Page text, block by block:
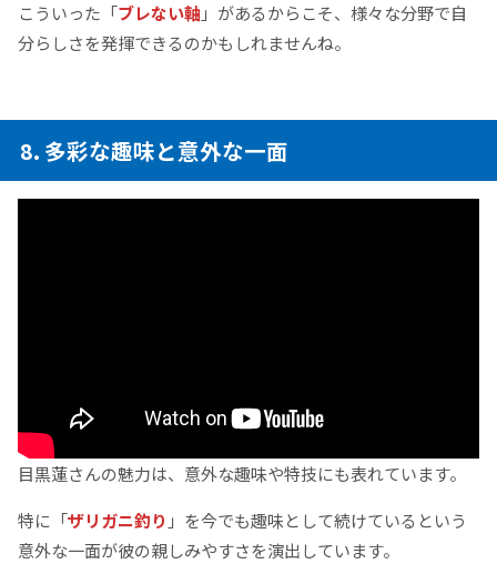
こういった「ブレない軸」があるからこそ、様々な分野で自
分らしさを発揮できるのかもしれませんね。
8. 多彩な趣味と意外な一面
目黒蓮さんの魅力は、意外な趣味や特技にも表れています。
特に「ザリガニ釣り 」を今でも趣味として続けているという
意外な一面が彼の親しみやすさを演出しています。